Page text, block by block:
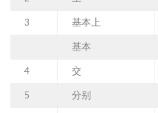
3 基本上
基本
4 交
5 分别